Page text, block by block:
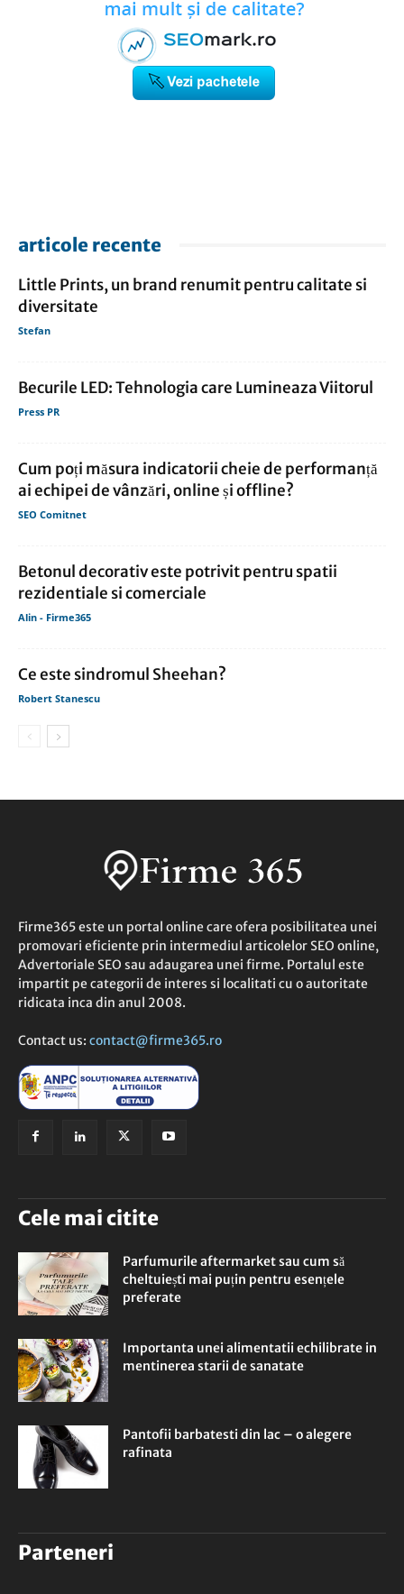
articole recente
Little Prints, un brand renumit pentru calitate si
diversitate
Stefan
Becurile LED: Tehnologia care Lumineaza Viitorul
Press PR
Cum poți măsura indicatorii cheie de performanță
ai echipei de vânzări, online și offline?
SEO Comitnet
Betonul decorativ este potrivit pentru spatii
rezidentiale si comerciale
Alin - Firme365
Ce este sindromul Sheehan?
Robert Stanescu
Firme365 este un portal online care ofera posibilitatea unei
promovari eficiente prin intermediul articolelor SEO online,
Advertoriale SEO sau adaugarea unei firme. Portalul este
impartit pe categorii de interes si localitati cu o autoritate
ridicata inca din anul 2008.
Contact us: contact@firme365.ro
Cele mai citite
Parfumurile aftermarket sau cum să
cheltuiești mai puțin pentru esențele
preferate
Importanta unei alimentatii echilibrate in
mentinerea starii de sanatate
Pantofii barbatesti din lac – o alegere
rafinata
Parteneri